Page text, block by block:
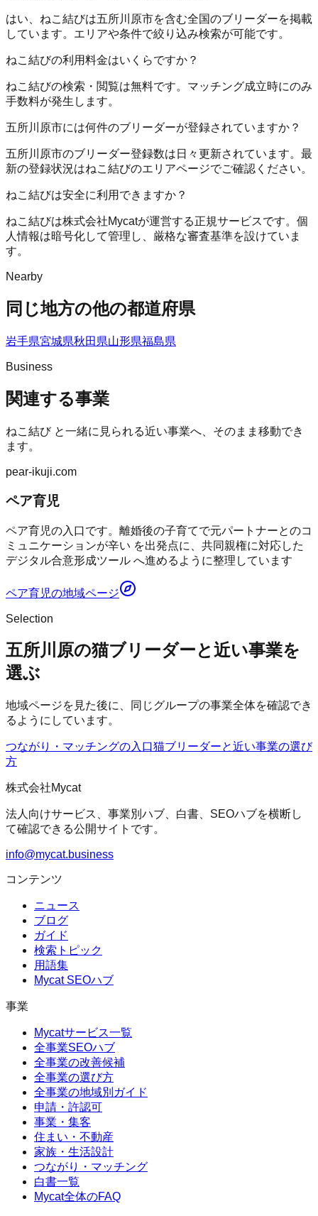
はい、ねこ結びは五所川原市を含む全国のブリーダーを掲載
しています。エリアや条件で絞り込み検索が可能です。
ねこ結びの利用料金はいくらですか？
ねこ結びの検索・閲覧は無料です。マッチング成立時にのみ
手数料が発生します。
五所川原市には何件のブリーダーが登録されていますか？
五所川原市のブリーダー登録数は日々更新されています。最
新の登録状況はねこ結びのエリアページでご確認ください。
ねこ結びは安全に利用できますか？
ねこ結びは株式会社Mycatが運営する正規サービスです。個
人情報は暗号化して管理し、厳格な審査基準を設けていま
す。
Nearby
同じ地方の他の都道府県
岩手県宮城県秋田県山形県福島県
Business
関連する事業
ねこ結びと一緒に見られる近い事業へ、そのまま移動でき
ます。
pear-ikuji.com
ペア育児
ペア育児の入口です。離婚後の子育てで元パートナーとのコ
ミュニケーションが辛い を出発点に、共同親権に対応した
デジタル合意形成ツール へ進めるように整理しています
ペア育児の地域ページ
Selection
五所川原の猫ブリーダーと近い事業を
選ぶ
地域ページを見た後に、同じグループの事業全体を確認でき
るようにしています。
つながり・マッチングの入口猫ブリーダーと近い事業の選び
方
株式会社Mycat
法人向けサービス、事業別ハブ、白書、SEOハブを横断し
て確認できる公開サイトです。
info@mycat.business
コンテンツ
ニュース
ブログ
ガイド
検索トピック
用語集
Mycat SEOハブ
事業
Mycatサービス一覧
全事業SEOハブ
全事業の改善候補
全事業の選び方
全事業の地域別ガイド
申請・許認可
事業・集客
住まい・不動産
家族・生活設計
つながり・マッチング
白書一覧
Mycat全体のFAQ